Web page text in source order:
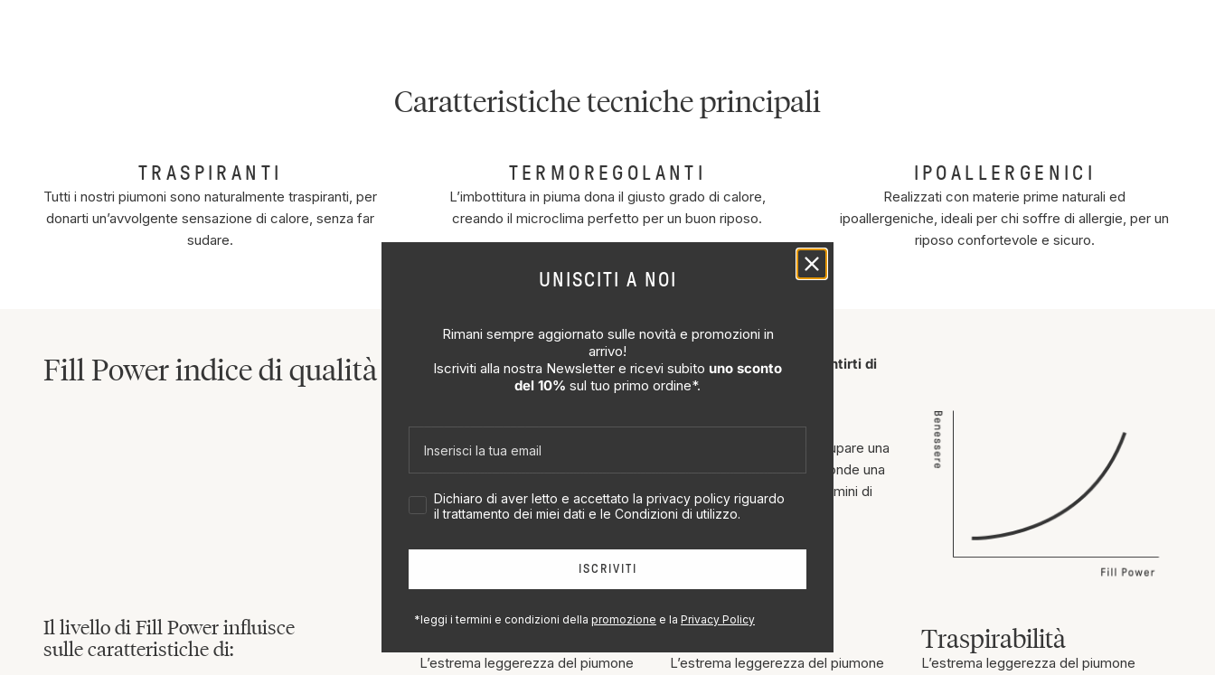
Caratteristiche tecniche principali
TRASPIRANTI
Tutti i nostri piumoni sono naturalmente traspiranti, per
donarti un’avvolgente sensazione di calore, senza far
sudare.
TERMOREGOLANTI
L’imbottitura in piuma dona il giusto grado di calore,
creando il microclima perfetto per un buon riposo.
IPOALLERGENICI
Realizzati con materie prime naturali ed
ipoallergeniche, ideali per chi soffre di allergie, per un
riposo confortevole e sicuro.
Fill Power indice di qualità
Dreamin*101 specifica il Fill Power dei suoi piumoni, per consentirti di
scegliere il livello di benessere che desideri.
Il Fill Power
Il Fill Power, o potere di riempimento, indica il volume che può occupare una
determinata quantità di piumino. A un alto Fill Power, infatti, corrisponde una
migliore qualità della piuma e quindi una migliore performance in termini di
volume e leggerezza.
Il livello di Fill Power influisce
sulle caratteristiche di:
L’estrema leggerezza del piumone
L’estrema leggerezza del piumone
Traspirabilità
L’estrema leggerezza del piumone
UNISCITI A NOI
Rimani sempre aggiornato sulle novità e promozioni in
arrivo!
Iscriviti alla nostra Newsletter e ricevi subito uno sconto
del 10% sul tuo primo ordine*.
Accetto privacy policy
Dichiaro di aver letto e accettato la privacy policy riguardo
il trattamento dei miei dati e le Condizioni di utilizzo.
ISCRIVITI
*leggi i termini e condizioni della promozione e la Privacy Policy